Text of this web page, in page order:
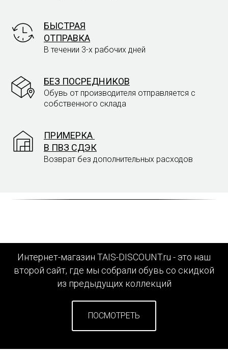
БЫСТРАЯ
ОТПРАВКА
В течении 3-х рабочих дней
БЕЗ ПОСРЕДНИКОВ
Обувь от производителя отправляется с
собственного склада
ПРИМЕРКА
В ПВЗ СДЭК
Возврат без дополнительных расходов
Интернет-магазин TAIS-DISCOUNT.ru - это наш
второй сайт, где мы собрали обувь со скидкой
из предыдущих коллекций
ПОСМОТРЕТЬ